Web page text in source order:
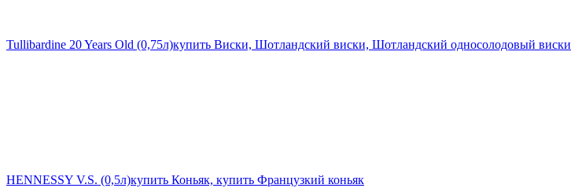
Tullibardine 20 Years Old (0,75л)купить Виски, Шотландский виски, Шотландский односолодовый виски
HENNESSY V.S. (0,5л)купить Коньяк, купить Французкий коньяк